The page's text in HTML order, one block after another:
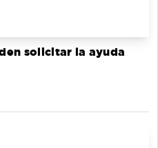
solicitar la ayuda